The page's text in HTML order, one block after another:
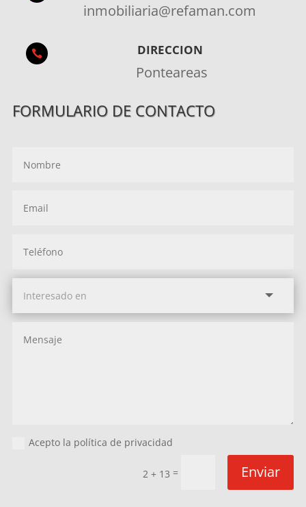
inmobiliaria@refaman.com
 DIRECCION
Ponteareas
FORMULARIO DE CONTACTO
Acepto la política de privacidad
2 + 13 = Enviar